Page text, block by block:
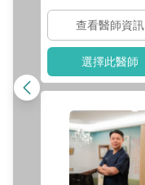
查看醫師資訊
選擇此醫師